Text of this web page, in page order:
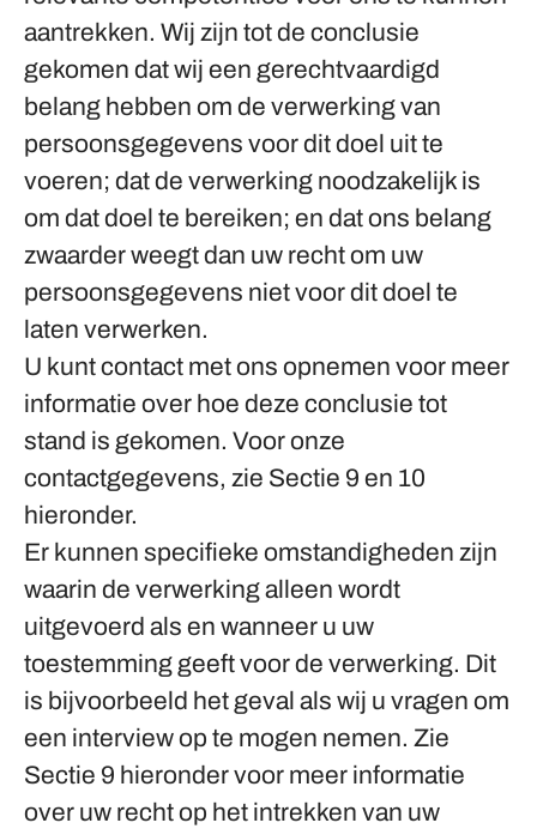
aantrekken. Wij zijn tot de conclusie
gekomen dat wij een gerechtvaardigd
belang hebben om de verwerking van
persoonsgegevens voor dit doel uit te
voeren; dat de verwerking noodzakelijk is
om dat doel te bereiken; en dat ons belang
zwaarder weegt dan uw recht om uw
persoonsgegevens niet voor dit doel te
laten verwerken.
U kunt contact met ons opnemen voor meer
informatie over hoe deze conclusie tot
stand is gekomen. Voor onze
contactgegevens, zie Sectie 9 en 10
hieronder.
Er kunnen specifieke omstandigheden zijn
waarin de verwerking alleen wordt
uitgevoerd als en wanneer u uw
toestemming geeft voor de verwerking. Dit
is bijvoorbeeld het geval als wij u vragen om
een interview op te mogen nemen. Zie
Sectie 9 hieronder voor meer informatie
over uw recht op het intrekken van uw